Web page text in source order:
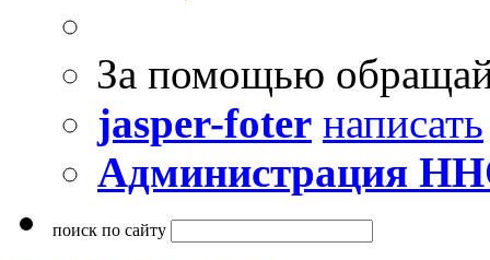
За помощью
jasper-foter написать
Администрация
поиск по сайту